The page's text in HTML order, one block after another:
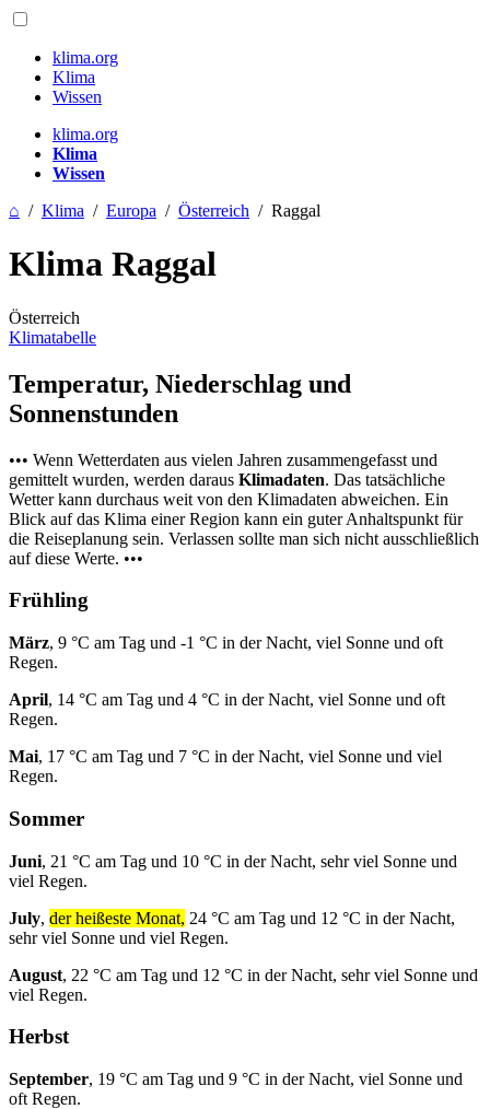
klima.org
Klima
Wissen
klima.org
Klima
Wissen
⌂ / Klima / Europa / Österreich / Raggal
Klima Raggal
Österreich
Klimatabelle
Temperatur, Niederschlag und
Sonnenstunden
••• Wenn Wetterdaten aus vielen Jahren zusammengefasst und
gemittelt wurden, werden daraus Klimadaten. Das tatsächliche
Wetter kann durchaus weit von den Klimadaten abweichen. Ein
Blick auf das Klima einer Region kann ein guter Anhaltspunkt für
die Reiseplanung sein. Verlassen sollte man sich nicht ausschließlich
auf diese Werte. •••
Frühling
März, 9 °C am Tag und -1 °C in der Nacht, viel Sonne und oft
Regen.
April, 14 °C am Tag und 4 °C in der Nacht, viel Sonne und oft
Regen.
Mai, 17 °C am Tag und 7 °C in der Nacht, viel Sonne und viel
Regen.
Sommer
Juni, 21 °C am Tag und 10 °C in der Nacht, sehr viel Sonne und
viel Regen.
July, der heißeste Monat, 24 °C am Tag und 12 °C in der Nacht,
sehr viel Sonne und viel Regen.
August, 22 °C am Tag und 12 °C in der Nacht, sehr viel Sonne und
viel Regen.
Herbst
September, 19 °C am Tag und 9 °C in der Nacht, viel Sonne und
oft Regen.